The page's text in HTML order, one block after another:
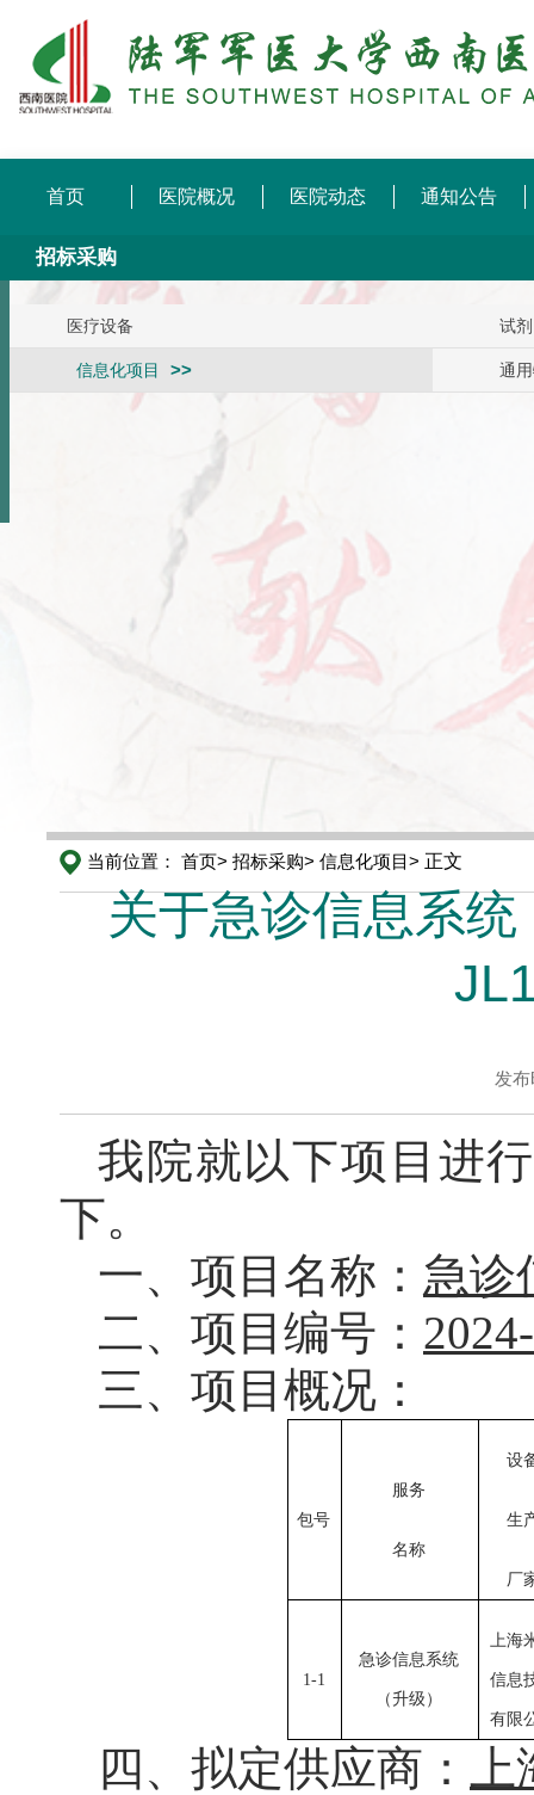
首页 医院概况 医院动态 通知公告
招标采购
医疗设备 试剂
信息化项目 通
当前位置： 首页> 招标采购> 信息化项目> 正文
关于急诊信息系
发
我院就以下项目进
下。
一、项目名称： 急诊
二、项目编号：
三、项目概况：
包号
服务
名称
设
生
厂
1-1
急诊信息系统
（升级）
上海
信息
有限
四、 拟定供应商：